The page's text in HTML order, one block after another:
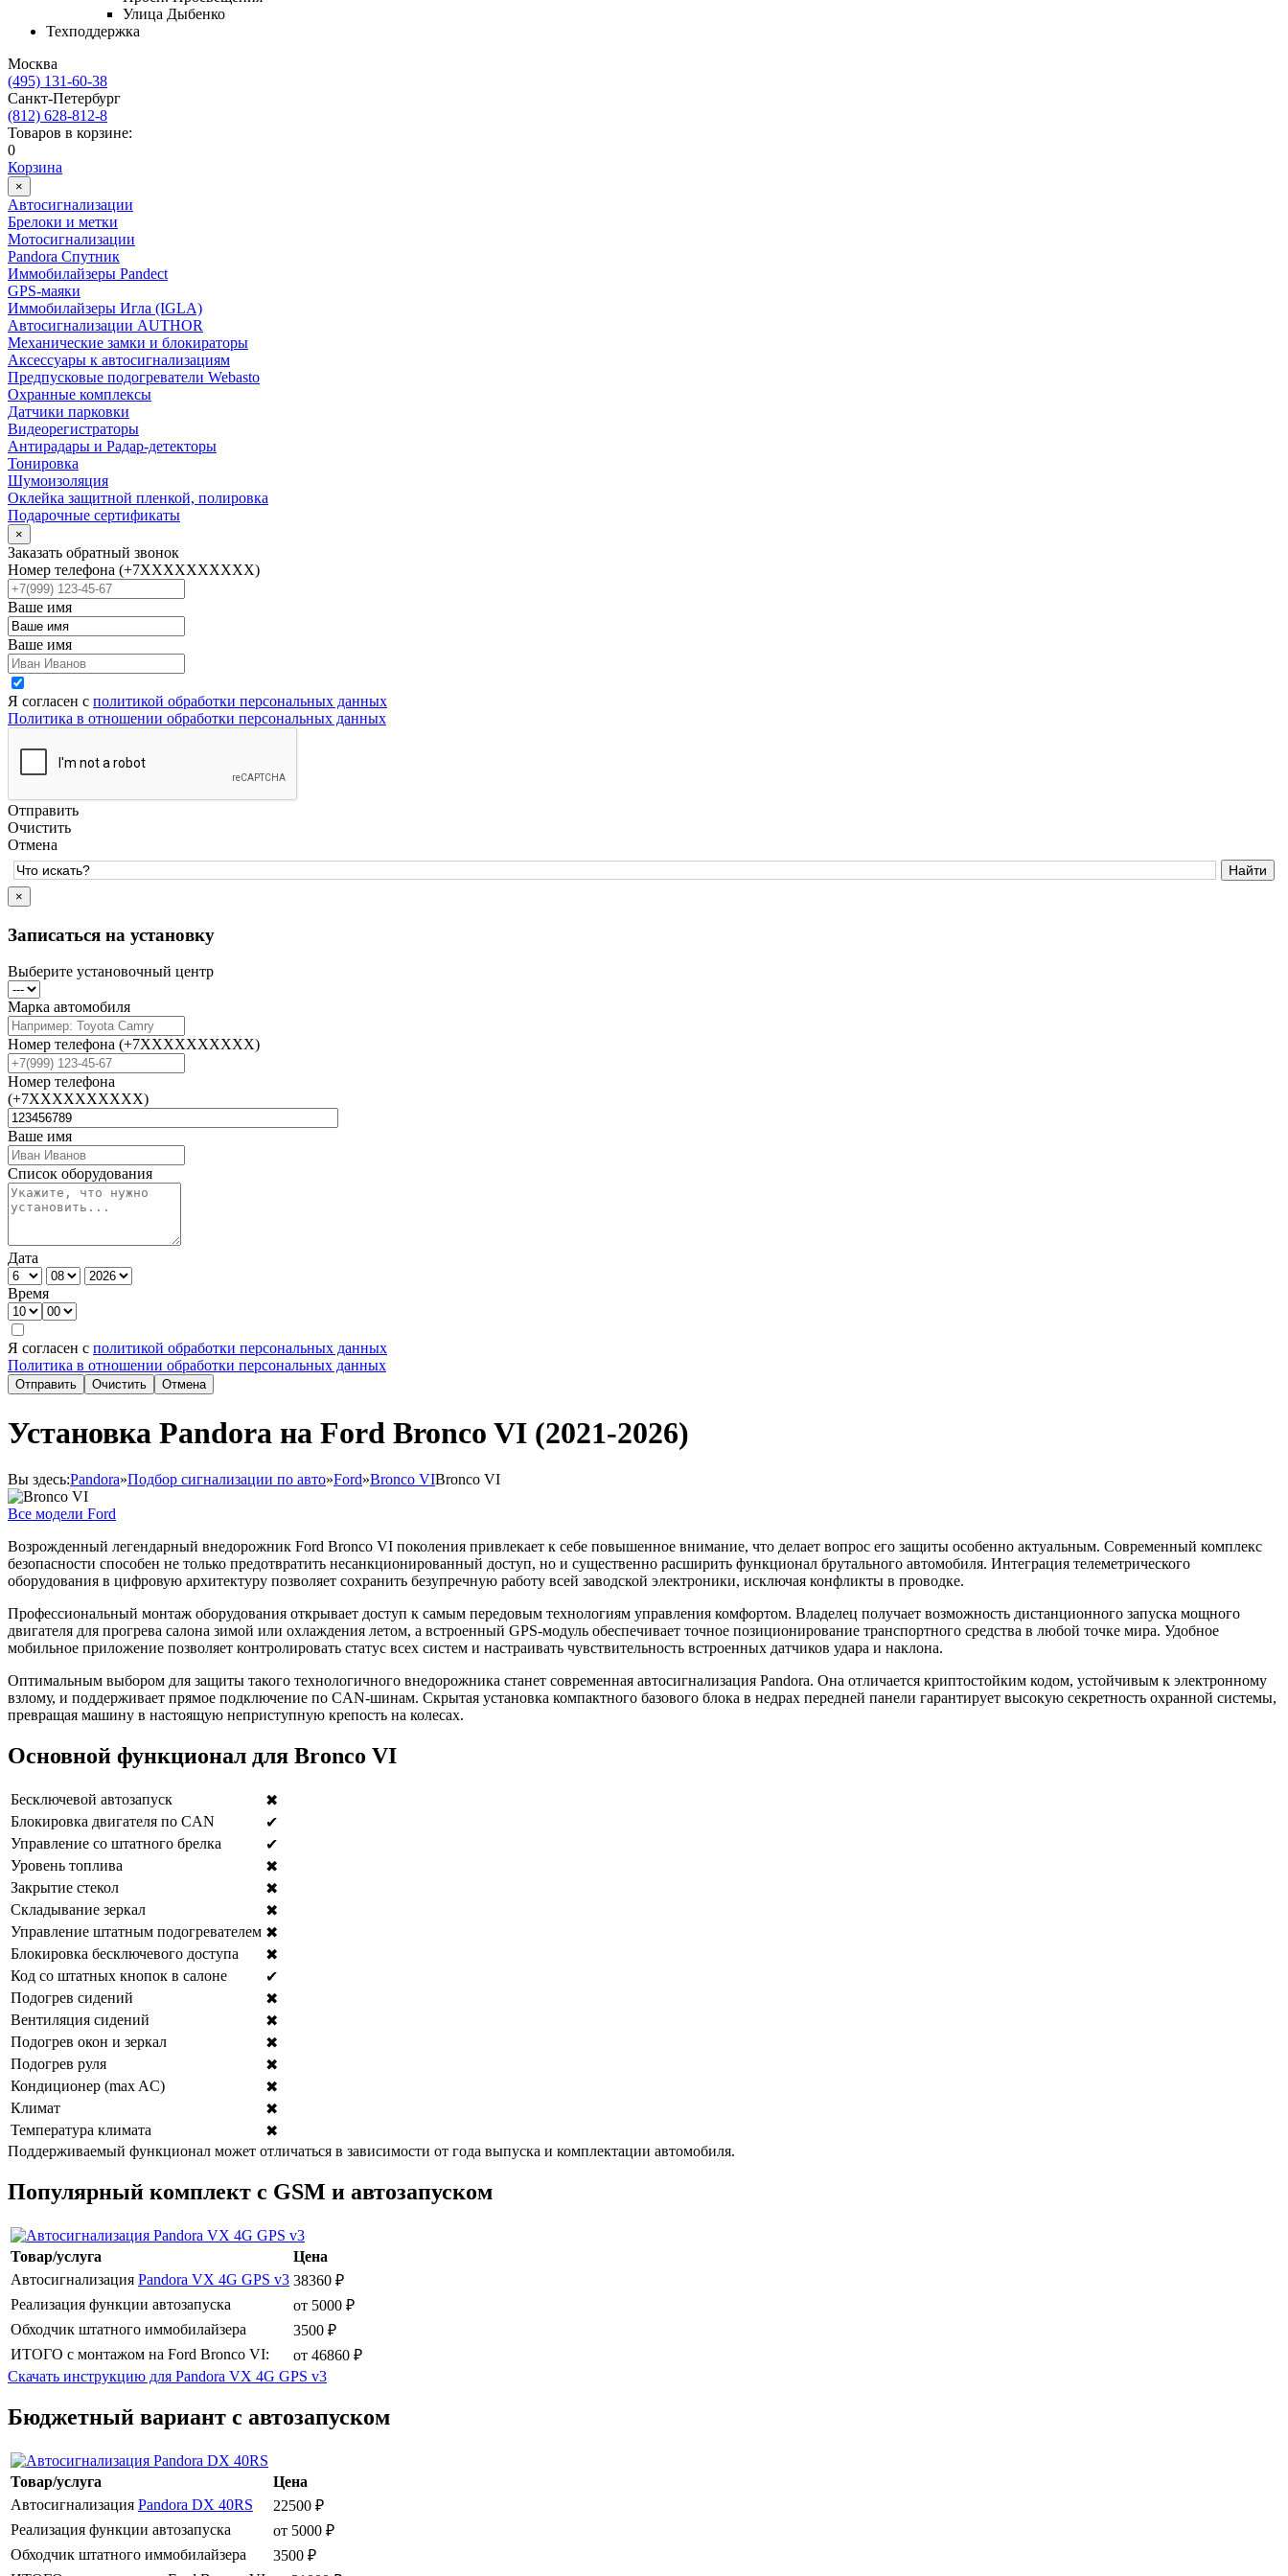
Улица Дыбенко
Техподдержка
Москва
(495) 131-60-38
Cанкт-Петербург
(812) 628-812-8
Товаров в корзине:
0
Корзина
×
Автосигнализации
Брелоки и метки
Мотосигнализации
Pandora Спутник
Иммобилайзеры Pandect
GPS-маяки
Иммобилайзеры Игла (IGLA)
Автосигнализации AUTHOR
Механические замки и блокираторы
Аксессуары к автосигнализациям
Предпусковые подогреватели Webasto
Охранные комплексы
Датчики парковки
Видеорегистраторы
Антирадары и Радар-детекторы
Тонировка
Шумоизоляция
Оклейка защитной пленкой, полировка
Подарочные сертификаты
×
Заказать обратный звонок
Номер телефона (+7XXXXXXXXXX)
Ваше имя
Ваше имя
Я согласен с политикой обработки персональных данных
Политика в отношении обработки персональных данных
Отправить
Очистить
Отмена
×
Записаться на установку
Выберите установочный центр
Марка автомобиля
Номер телефона (+7XXXXXXXXXX)
Номер телефона
(+7XXXXXXXXXX)
Ваше имя
Список оборудования
Дата
Время
Я согласен с политикой обработки персональных данных
Политика в отношении обработки персональных данных
Отправить Очистить Отмена
Установка Pandora на Ford Bronco VI (2021-2026)
Вы здесь:Pandora»Подбор сигнализации по авто»Ford»Bronco VIBronco VI
Все модели Ford
Возрожденный легендарный внедорожник Ford Bronco VI поколения привлекает к себе повышенное внимание, что делает вопрос его защиты особенно актуальным. Современный комплекс
безопасности способен не только предотвратить несанкционированный доступ, но и существенно расширить функционал брутального автомобиля. Интеграция телеметрического
оборудования в цифровую архитектуру позволяет сохранить безупречную работу всей заводской электроники, исключая конфликты в проводке.
Профессиональный монтаж оборудования открывает доступ к самым передовым технологиям управления комфортом. Владелец получает возможность дистанционного запуска мощного
двигателя для прогрева салона зимой или охлаждения летом, а встроенный GPS-модуль обеспечивает точное позиционирование транспортного средства в любой точке мира. Удобное
мобильное приложение позволяет контролировать статус всех систем и настраивать чувствительность встроенных датчиков удара и наклона.
Оптимальным выбором для защиты такого технологичного внедорожника станет современная автосигнализация Pandora. Она отличается криптостойким кодом, устойчивым к электронному
взлому, и поддерживает прямое подключение по CAN-шинам. Скрытая установка компактного базового блока в недрах передней панели гарантирует высокую секретность охранной системы,
превращая машину в настоящую неприступную крепость на колесах.
Основной функционал для Bronco VI
Бесключевой автозапуск
✖
Блокировка двигателя по CAN
✔
Управление со штатного брелка
✔
Уровень топлива
✖
Закрытие стекол
✖
Складывание зеркал
✖
Управление штатным подогревателем ✖
Блокировка бесключевого доступа
✖
Код со штатных кнопок в салоне
✔
Подогрев сидений
✖
Вентиляция сидений
✖
Подогрев окон и зеркал
✖
Подогрев руля
✖
Кондиционер (max AC)
✖
Климат
✖
Температура климата
✖
Поддерживаемый функционал может отличаться в зависимости от года выпуска и комплектации автомобиля.
Популярный комплект с GSM и автозапуском
Товар/услуга
Цена
Автосигнализация Pandora VX 4G GPS v3 38360 ₽
Реализация функции автозапуска
от 5000 ₽
Обходчик штатного иммобилайзера
3500 ₽
ИТОГО с монтажом на Ford Bronco VI:
от 46860 ₽
Скачать инструкцию для Pandora VX 4G GPS v3
Бюджетный вариант с автозапуском
Товар/услуга
Цена
Автосигнализация Pandora DX 40RS
22500 ₽
Реализация функции автозапуска
от 5000 ₽
Обходчик штатного иммобилайзера
3500 ₽